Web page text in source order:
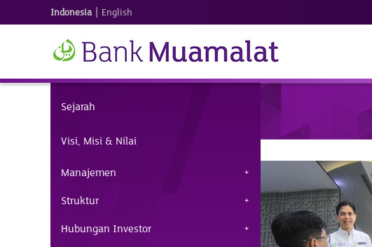
Indonesia | English
Sejarah
Visi, Misi & Nilai
Manajemen
Struktur
Hubungan Investor